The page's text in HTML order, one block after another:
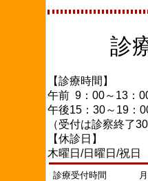
診
【診療時間】
午前 9：00～13：
午後15：30～19：
（受付は診察終了
【休診日】
木曜日/日曜日/祝日
診療受付時間 月